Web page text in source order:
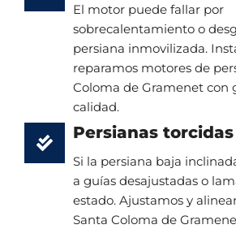
El motor puede fallar por
sobrecalentamiento o
persiana inmovilizada.
reparamos motores de
Coloma de Gramenet con
calidad.
Persianas torcidas
Si la persiana baja
a guías desajustadas o
estado. Ajustamos y
Santa Coloma de